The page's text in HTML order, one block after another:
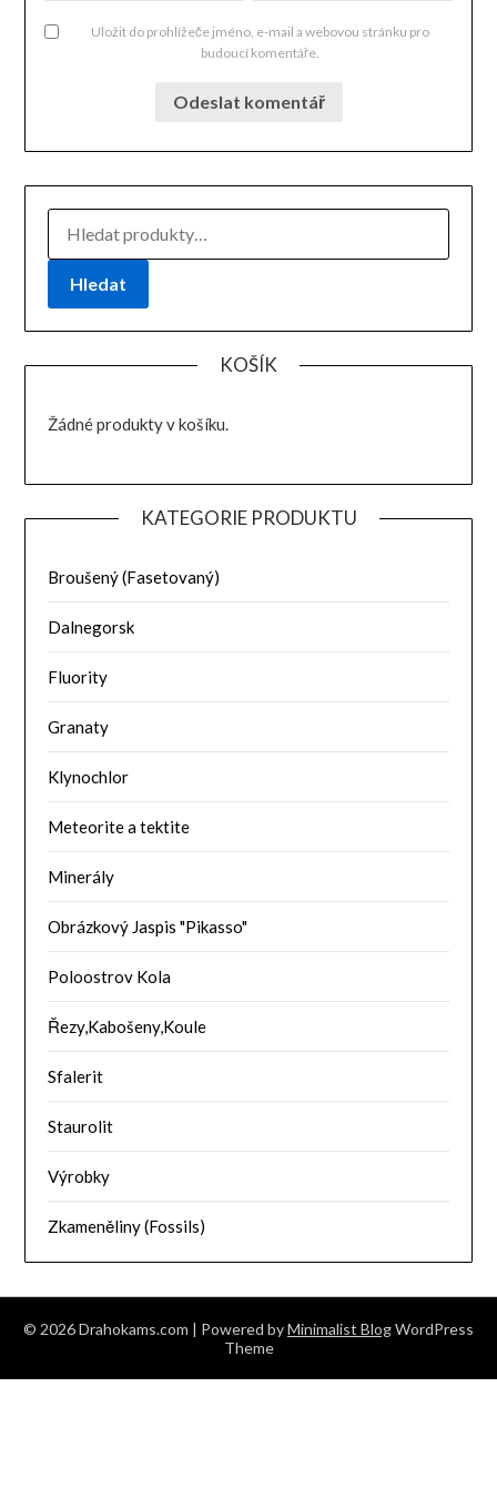
Uložit do prohlížeče jméno, e-mail a webovou stránku pro
budoucí komentáře.
Hledat
KOŠÍK
Žádné produkty v košíku.
KATEGORIE PRODUKTU
Broušený (Fasetovaný)
Dalnegorsk
Fluority
Granaty
Klynochlor
Meteorite a tektite
Minerály
Obrázkový Jaspis "Pikasso"
Poloostrov Kola
Řezy,Kabošeny,Koule
Sfalerit
Staurolit
Výrobky
Zkameněliny (Fossils)
© 2026 Drahokams.com | Powered byMinimalist BlogWordPress
Theme